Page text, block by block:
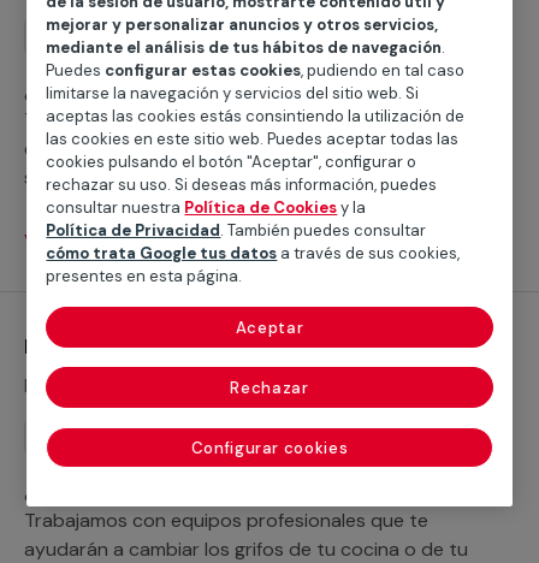
Instalación
¿Buscas ayuda para instalar un plato de ducha?
Trabajamos con servicios cualificados profesionales
que te ayudarán a cubrir cualquier necesidad para
sustituir tu bañera por un plato de ducha o realizar la
nueva instalación de un plato de ducha.
Ver servicios
Instalación de grifería
Desde 46,25 €
Instalación
¿Necesitas ayuda para la instalación de tus grifos?
Trabajamos con equipos profesionales que te
ayudarán a cambiar los grifos de tu cocina o de tu
mejorar y personalizar anuncios y otros servicios,
mediante el análisis de tus hábitos de navegación.
Puedes configurar estas cookies, pudiendo en tal caso
limitarse la navegación y servicios del sitio web. Si
aceptas las cookies estás consintiendo la utilización de
las cookies en este sitio web. Puedes aceptar todas las
cookies pulsando el botón "Aceptar", configurar o
rechazar su uso. Si deseas más información, puedes
consultar nuestra Política de Cookiesy la
Política de Privacidad. También puedes consultar
cómo trata Google tus datos a través de sus cookies,
presentes en esta página.
Configurar cookies
Rechazar
Aceptar